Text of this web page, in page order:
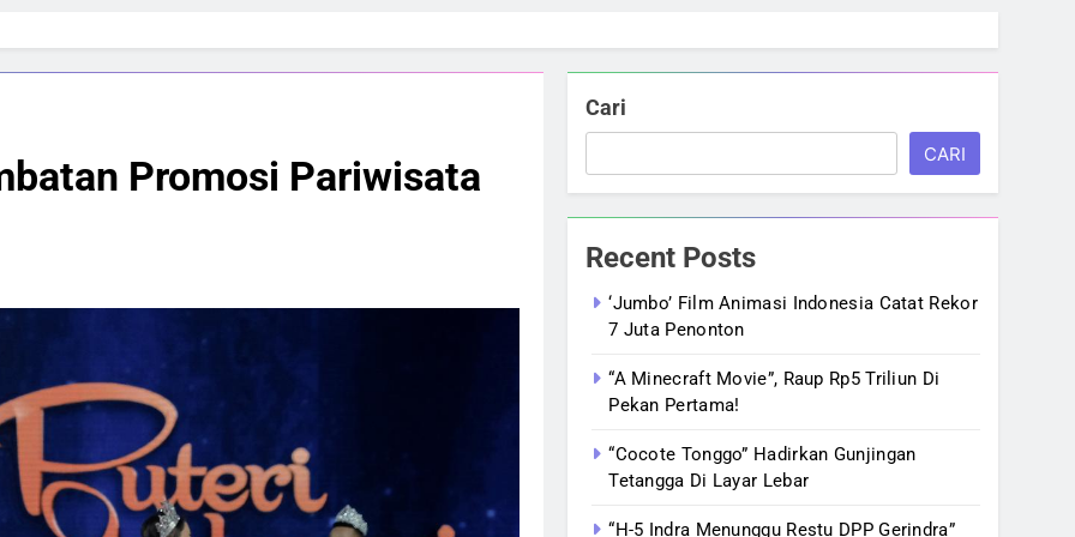
Promosi Pariwisata
Cari
CARI
Recent Posts
‘Jumbo’ Film Animasi Indonesia Catat Rekor
7 Juta Penonton
“A Minecraft Movie”, Raup Rp5 Triliun Di
Pekan Pertama!
“Cocote Tonggo” Hadirkan Gunjingan
Tetangga Di Layar Lebar
“H-5 Indra Menunggu Restu DPP Gerindra”